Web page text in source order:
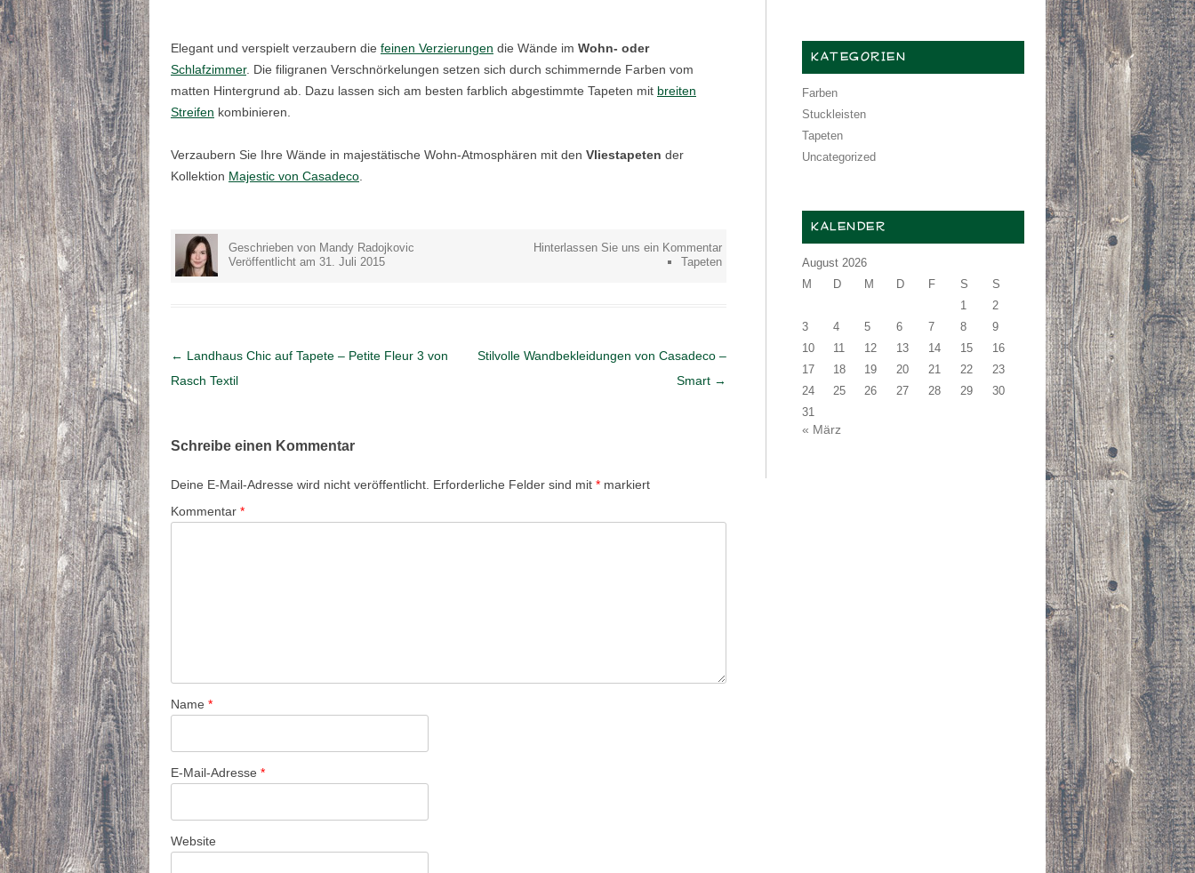
Elegant und verspielt verzaubern die feinen Verzierungen die Wände im Wohn- oder
Schlafzimmer. Die filigranen Verschnörkelungen setzen sich durch schimmernde Farben vom
matten Hintergrund ab. Dazu lassen sich am besten farblich abgestimmte Tapeten mit breiten
Streifen kombinieren.
Verzaubern Sie Ihre Wände in majestätische Wohn-Atmosphären mit den Vliestapeten der
Kollektion Majestic von Casadeco
Geschrieben von Mandy Radojkovic
Veröffentlicht am 31. Juli 2015
Hinterlassen Sie uns ein Kommentar
Tapeten
Artikel-Navigation
← Landhaus Chic auf Tapete – Petite Fleur 3 von
Rasch Textil
Stilvolle Wandbekleidungen von Casadeco –
Smart →
Schreibe einen Kommentar
Deine E-Mail-Adresse wird nicht veröffentlicht. Erforderliche Felder sind mit * markiert
Kommentar *
Name *
E-Mail-Adresse *
Website
KATEGORIEN
Farben
Stuckleisten
Tapeten
Uncategorized
KALENDER
August 2026
M
D M D F S
S
1
2
3
4 5 6 7 8
9
10
11 12 13 14 15
16
17
18 19 20 21 22
23
24
25 26 27 28 29
30
31
« März